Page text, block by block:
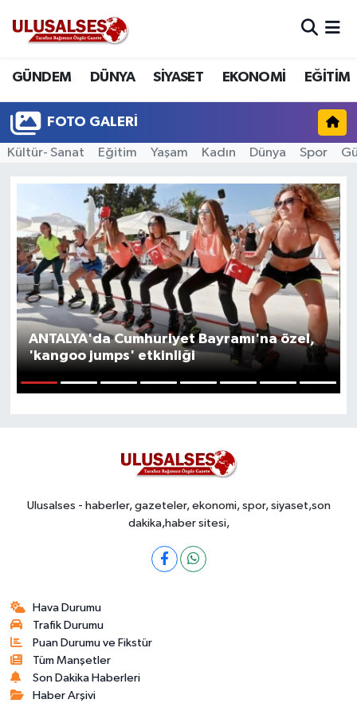
GÜNDEM DÜNYA SİYASET EKONOMİ EĞİTİM
FOTO GALERI
Kültür- Sanat Eğitim Yaşam Kadın Dünya Spor
ANTALYA'da Cumhuriyet Bayramı'na özel,
'kangoo jumps' etkinliği
Ulusalses - haberler, gazeteler, ekonomi, spor, siyaset,son
dakika,haber sitesi,
Hava Durumu
Trafik Durumu
Puan Durumu ve Fikstür
Tüm Manşetler
Son Dakika Haberleri
Haber Arşivi
DÜNYA
SİYASET
EKONOMİ
EĞİTİM
SAĞLIK
MAGAZİN
SPOR
Trafik Durumu
Süper Lig Puan Durumu ve Fikstür
Tüm Manşetler
Son Dakika Haberleri
Haber Arşivi